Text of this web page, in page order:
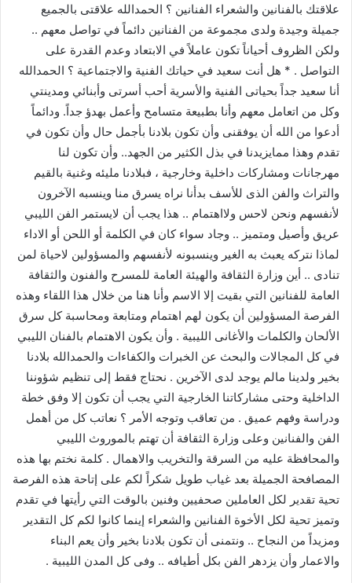
علاقتك بالفنانين والشعراء الفنانين ؟ الحمدالله علاقتى بالجميع
جميلة وجيدة ولدى مجموعة من الفنانين دائماً في تواصل معهم ..
ولكن الظروف أحياناً تكون عاملاً في الابتعاد وعدم القدرة على
التواصل . * هل أنت سعيد في حياتك الفنية والاجتماعية ؟ الحمدالله
أنا سعيد جداً بحياتى الفنية والأسرية أحب أسرتى وأبنائي ومدينتي
وكل من اتعامل معهم وأنا بطبيعة متسامح وأعمل بهدؤ جداً. ودائماً
أدعوا من الله أن يوفقنى وأن تكون بلادنا بأجمل حال وأن تكون في
تقدم وهذا ممايزيدنا في بذل الكثير من الجهد.. وأن تكون لنا
مهرجانات ومشاركات داخلية وخارجية ، فبلادنا مليئه وغنية بالقيم
والتراث والفن الذى للأسف بدأنا نراه يسرق منا وينسبه الآخرون
لأنفسهم ونحن لاحس ولااهتمام .. هذا يجب أن لايستمر الفن الليبي
عريق وأصيل ومتميز .. وجاد سواء كان في الكلمة أو اللحن أو الاداء
لماذا نتركه يعبث به الغير وينسبونه لأنفسهم والمسؤولين لاحياة لمن
تنادى .. أين وزارة الثقافة والهيئة العامة للمسرح والفنون والثقافة
العامة للفنانين التي بقيت إلا الاسم وأنا هنا من خلال هذا اللقاء وهذه
الفرصة المسؤولين أن يكون لهم اهتمام ومتابعة ومحاسبة كل سرق
الألحان والكلمات والأغانى الليبية . وأن يكون الاهتمام بالفنان الليبي
في كل المجالات والبحث عن الخبرات والكفاءات والحمدالله بلادنا
بخير ولدينا مالم يوجد لدى الآخرين . نحتاج فقط إلى تنظيم شؤوننا
الداخلية وحتى مشاركاتنا الخارجية التي يجب أن تكون إلا وفق خطة
ودراسة وفهم عميق . من تعاقب وتوجه الأمر ؟ نعاتب كل من أهمل
الفن والفنانين وعلى وزارة الثقافة أن تهتم بالموروث الليبي
والمحافظة عليه من السرقة والتخريب والاهمال . كلمة نختم بها هذه
المصافحة الجميلة بعد غياب طويل شكراً لكم على إتاحة هذه الفرصة
تحية تقدير لكل العاملين صحفيين وفنين بالوقت التي رأيتها في تقدم
وتميز تحية لكل الأخوة الفنانين والشعراء إينما كانوا لكم كل التقدير
ومزيداً من النجاح .. ونتمنى أن تكون بلادنا بخير وأن يعم البناء
والاعمار وأن يزدهر الفن بكل أطيافه .. وفى كل المدن الليبية .